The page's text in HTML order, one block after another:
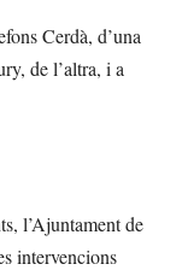
Cerdà, d’una
de l’altra, i a
l’Ajuntament de
intervencions